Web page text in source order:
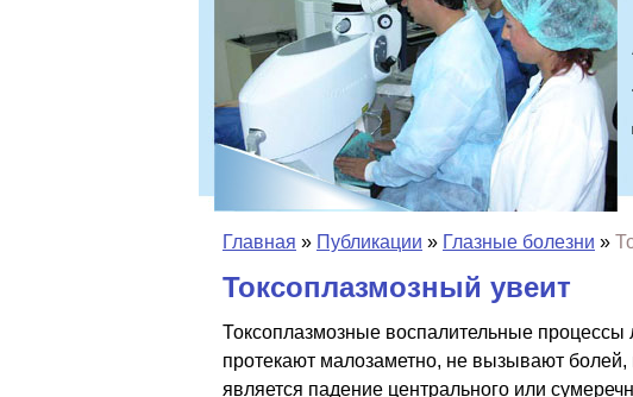
Главная » Публикации » Глазные болезни »
Токсоплазмозный увеит
Токсоплазмозные воспалительные процессы
протекают малозаметно, не вызывают
является падение центрального или